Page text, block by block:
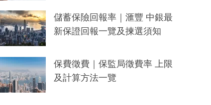
儲蓄保險回報率｜滙豐 中銀最
新保證回報一覽及揀選須知
保費徵費｜保監局徵費率 上限
及計算方法一覽